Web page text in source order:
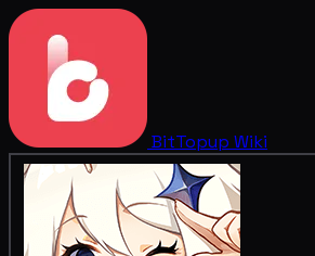
BitTopup Wiki